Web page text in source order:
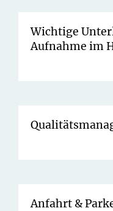
Wichtige
Aufnahme im
Anfahrt &